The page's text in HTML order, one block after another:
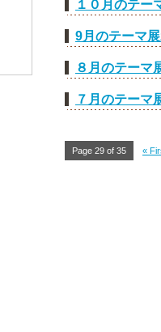
１０月のテー
9月のテーマ
８月のテーマ
７月のテーマ
Page 29 of 35 «